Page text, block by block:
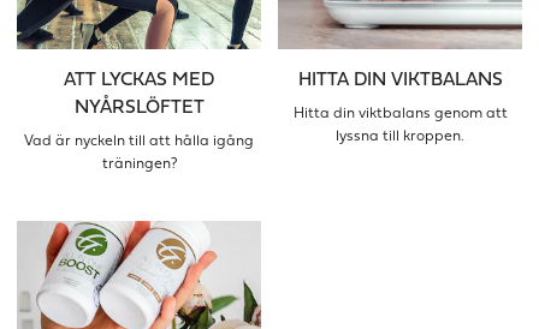
ATT LYCKAS MED
NYÅRSLÖFTET
Vad är nyckeln till att hålla igång
träningen?
HITTA DIN VIKTBALANS
Hitta din viktbalans genom att
lyssna till kroppen.